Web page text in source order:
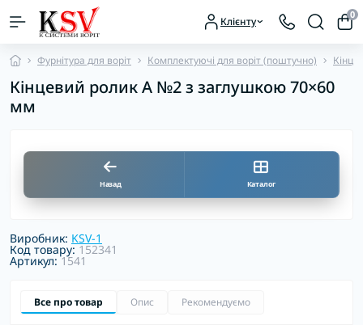
Клієнту 0
Фурнітура для воріт Комплектуючі для воріт (поштучно)
Кінцевий ролик А №2 з заглушкою 70×60
мм
Назад Каталог
Виробник: KSV-1
Код товару:152341
Артикул:1541
Все про товар Опис Рекомендуємо